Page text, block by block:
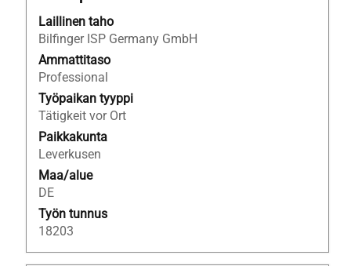
Laillinen taho
Bilfinger ISP Germany GmbH
Ammattitaso
Professional
Työpaikan tyyppi
Tätigkeit vor Ort
Paikkakunta
Leverkusen
Maa/alue
DE
Työn tunnus
18203
haluat
nähdä
työpaikan
kaikki
tiedot.